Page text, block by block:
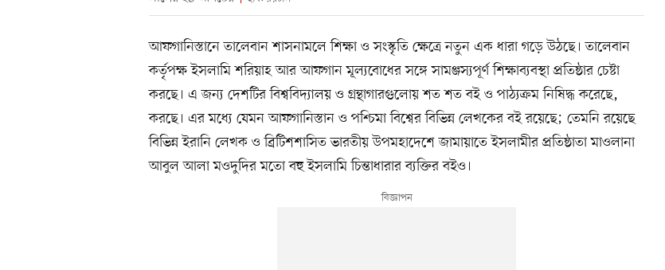
আফগানিস্তানে তালেবান শাসনামলে শিক্ষা ও সংস্কৃতি ক্ষেত্রে নতুন এক ধারা গড়ে উঠছে। তালেবান
কর্তৃপক্ষ ইসলামি শরিয়াহ আর আফগান মূল্যবোধের সঙ্গে সামঞ্জস্যপূর্ণ শিক্ষাব্যবস্থা প্রতিষ্ঠার চেষ্টা
করছে। এ জন্য দেশটির বিশ্ববিদ্যালয় ও গ্রন্থাগারগুলোয় শত শত বই ও পাঠ্যক্রম নিষিদ্ধ করেছে,
করছে। এর মধ্যে যেমন আফগানিস্তান ও পশ্চিমা বিশ্বের বিভিন্ন লেখকের বই রয়েছে; তেমনি রয়েছে
বিভিন্ন ইরানি লেখক ও ব্রিটিশশাসিত ভারতীয় উপমহাদেশে জামায়াতে ইসলামীর প্রতিষ্ঠাতা মাওলানা
আবুল আলা মওদুদির মতো বহু ইসলামি চিন্তাধারার ব্যক্তির বইও।